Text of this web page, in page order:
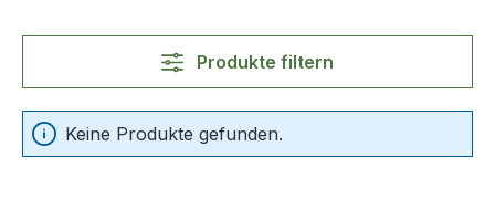
Produkte filtern
Keine Produkte gefunden.